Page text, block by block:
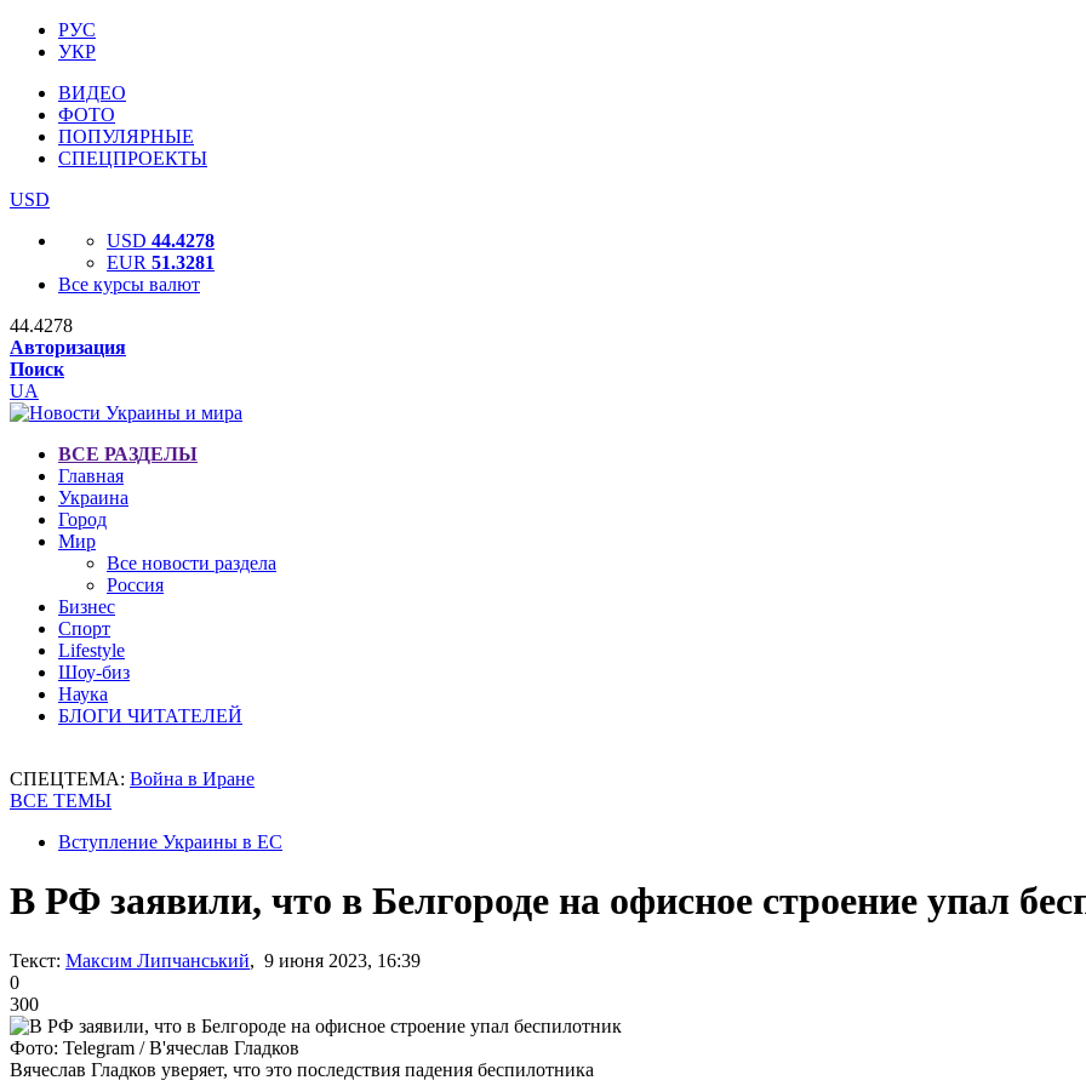
РУС
УКР
ВИДЕО
ФОТО
ПОПУЛЯРНЫЕ
СПЕЦПРОЕКТЫ
USD
USD 44.4278
EUR 51.3281
Все курсы валют
44.4278
Авторизация
Поиск
UA
ВСЕ РАЗДЕЛЫ
Главная
Украина
Город
Мир
Все новости раздела
Россия
Бизнес
Спорт
Lifestyle
Шоу-биз
Наука
БЛОГИ ЧИТАТЕЛЕЙ
СПЕЦТЕМА: Война в Иране
ВСЕ ТЕМЫ
Вступление Украины в ЕС
В РФ заявили, что в Белгороде на офисное строение упал
Текст: Максим Липчанський, 9 июня 2023, 16:39
0
300
Фото: Telegram / В'ячеслав Гладков
Вячеслав Гладков уверяет, что это последствия падения беспилотника